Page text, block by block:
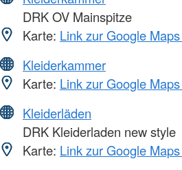
DRK OV Mainspitze
Karte: Link zur Google
Kleiderkammer
Karte: Link zur Google
Kleiderläden
DRK Kleiderladen new style
Karte: Link zur Google